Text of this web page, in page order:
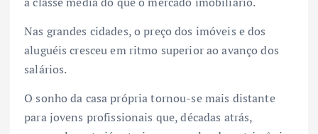
Nas grandes cidades, o preço dos imóveis e dos
aluguéis cresceu em ritmo superior ao avanço dos
salários.
O sonho da casa própria tornou-se mais distante
para jovens profissionais que, décadas atrás,